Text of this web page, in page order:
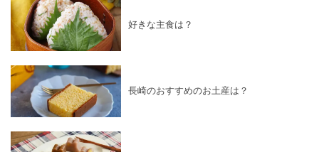
好きな主食は？
長崎のおすすめのお土産は？